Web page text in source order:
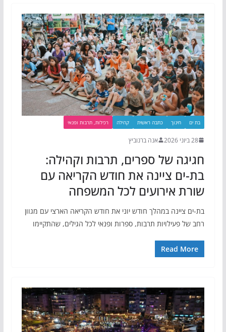
בת ים חינוך כתבה ראשית קהילה רכילות, תרבות ופנאי
28 ביוני 2026 אנה ברנוביץ
חגיגה של ספרים, תרבות וקהילה:
בת-ים ציינה את חודש הקריאה עם
שורת אירועים לכל המשפחה
בת-ים ציינה במהלך חודש יוני את חודש הקריאה הארצי עם מגוון
רחב של פעילויות תרבות, ספרות ופנאי לכל הגילים, שהתקיימו
Read More